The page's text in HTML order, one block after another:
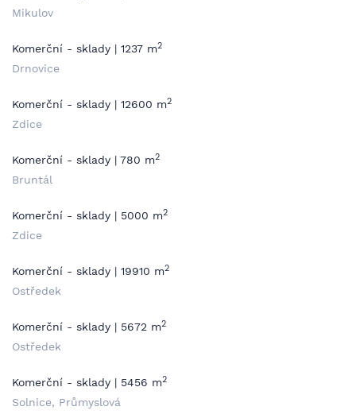
Mikulov
Komerční - sklady | 1237 m2
Drnovice
Komerční - sklady | 12600 m2
Zdice
Komerční - sklady | 780 m2
Bruntál
Komerční - sklady | 5000 m2
Zdice
Komerční - sklady | 19910 m2
Ostředek
Komerční - sklady | 5672 m2
Ostředek
Komerční - sklady | 5456 m2
Solnice, Průmyslová